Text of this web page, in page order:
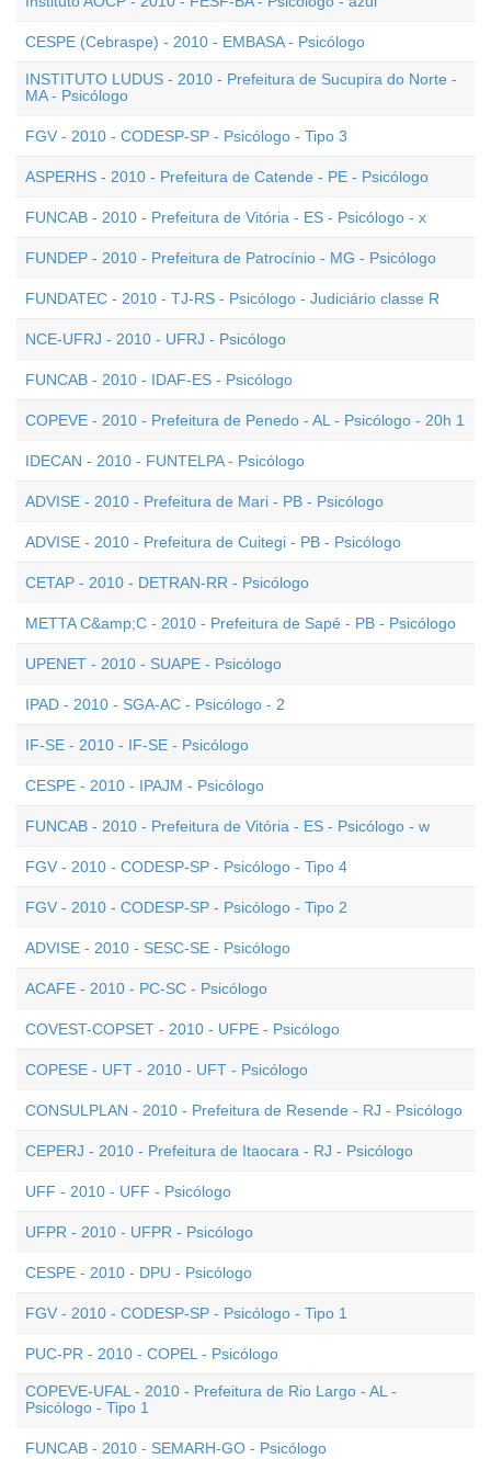
CESPE (Cebraspe) - 2010 - EMBASA - Psicólogo
INSTITUTO LUDUS - 2010 - Prefeitura de Sucupira do Norte -
MA - Psicólogo
FGV - 2010 - CODESP-SP - Psicólogo - Tipo 3
ASPERHS - 2010 - Prefeitura de Catende - PE - Psicólogo
FUNCAB - 2010 - Prefeitura de Vitória - ES - Psicólogo - x
FUNDEP - 2010 - Prefeitura de Patrocínio - MG - Psicólogo
FUNDATEC - 2010 - TJ-RS - Psicólogo - Judiciário classe R
NCE-UFRJ - 2010 - UFRJ - Psicólogo
FUNCAB - 2010 - IDAF-ES - Psicólogo
COPEVE - 2010 - Prefeitura de Penedo - AL - Psicólogo - 20h 1
IDECAN - 2010 - FUNTELPA - Psicólogo
ADVISE - 2010 - Prefeitura de Mari - PB - Psicólogo
ADVISE - 2010 - Prefeitura de Cuitegi - PB - Psicólogo
CETAP - 2010 - DETRAN-RR - Psicólogo
METTA C&amp;C - 2010 - Prefeitura de Sapé - PB - Psicólogo
UPENET - 2010 - SUAPE - Psicólogo
IPAD - 2010 - SGA-AC - Psicólogo - 2
IF-SE - 2010 - IF-SE - Psicólogo
CESPE - 2010 - IPAJM - Psicólogo
FUNCAB - 2010 - Prefeitura de Vitória - ES - Psicólogo - w
FGV - 2010 - CODESP-SP - Psicólogo - Tipo 4
FGV - 2010 - CODESP-SP - Psicólogo - Tipo 2
ADVISE - 2010 - SESC-SE - Psicólogo
ACAFE - 2010 - PC-SC - Psicólogo
COVEST-COPSET - 2010 - UFPE - Psicólogo
COPESE - UFT - 2010 - UFT - Psicólogo
CONSULPLAN - 2010 - Prefeitura de Resende - RJ - Psicólogo
CEPERJ - 2010 - Prefeitura de Itaocara - RJ - Psicólogo
UFF - 2010 - UFF - Psicólogo
UFPR - 2010 - UFPR - Psicólogo
CESPE - 2010 - DPU - Psicólogo
FGV - 2010 - CODESP-SP - Psicólogo - Tipo 1
PUC-PR - 2010 - COPEL - Psicólogo
COPEVE-UFAL - 2010 - Prefeitura de Rio Largo - AL -
Psicólogo - Tipo 1
FUNCAB - 2010 - SEMARH-GO - Psicólogo